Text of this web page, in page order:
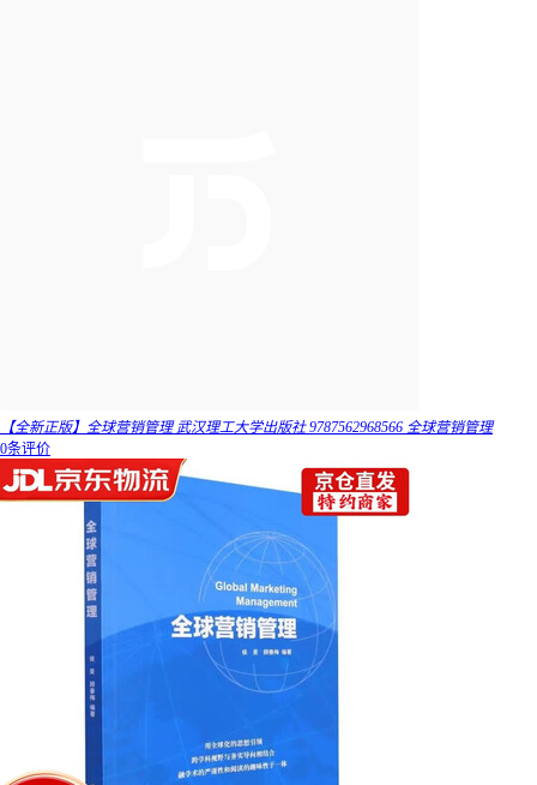
【全新正版】全球营销管理 武汉理工大学出版社 9787562968566 全球营销管理
0条评价